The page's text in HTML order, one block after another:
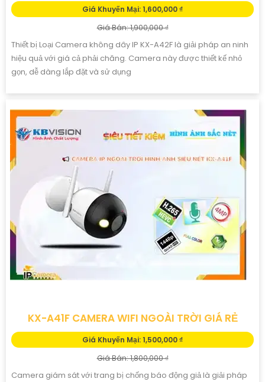
Giá Khuyến Mại: 1,600,000 ₫
Giá Bán: 1,900,000 ₫
Thiết bị Loại Camera không dây IP KX-A42F là giải pháp an ninh
hiệu quả với giá cả phải chăng. Camera này được thiết kế nhỏ
gọn, dễ dàng lắp đặt và sử dụng
KX-A41F CAMERA WIFI NGOÀI TRỜI GIÁ RẺ
Giá Khuyến Mại: 1,500,000 ₫
Giá Bán: 1,800,000 ₫
Camera giám sát với trang bị chống báo động giả là giải pháp